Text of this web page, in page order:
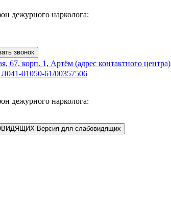
дежурного нарколога:
звонок
67, корп. 1, Артём (адрес контактного центра)
01050-61/00357506
дежурного нарколога:
Версия для слабовидящих